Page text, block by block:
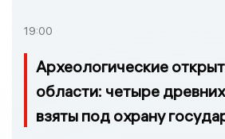
19:00
Археологические
области: четыре
взяты под охрану